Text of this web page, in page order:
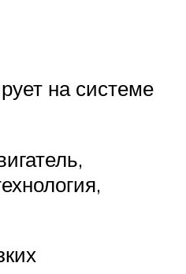
на системе